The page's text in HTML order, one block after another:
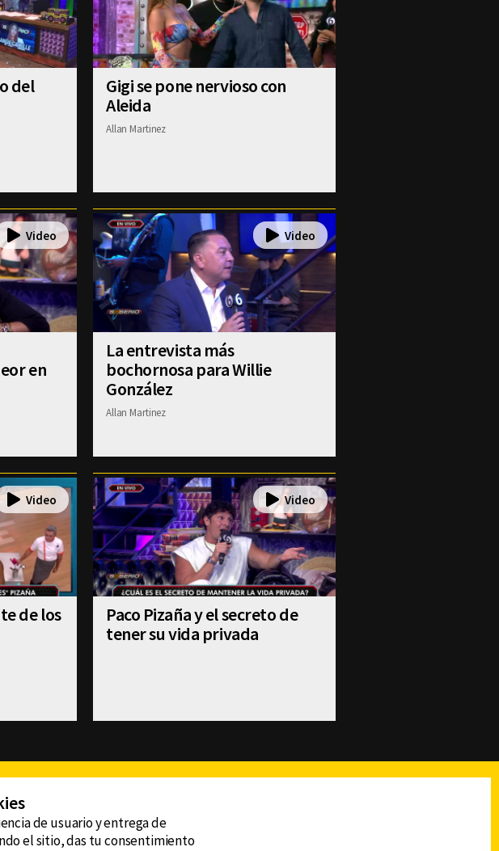
del
Gigi se pone nervioso con
Aleida
Allan Martinez
en
La entrevista más
bochornosa para Willie
González
Allan Martinez
de los
Paco Pizaña y el secreto de
tener su vida privada
de usuario y entrega de
el sitio, das tu consentimiento